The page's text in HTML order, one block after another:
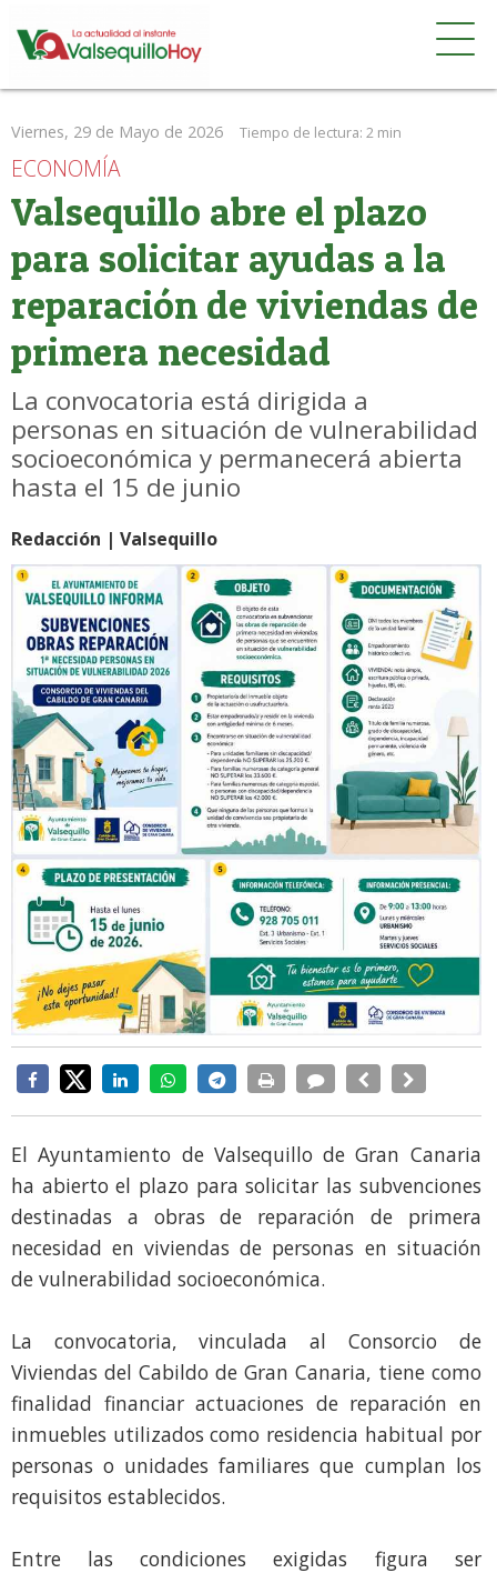
Viernes, 29 de Mayo de 2026 Tiempo de lectura: 2 min
ECONOMÍA
Valsequillo abre el plazo
para solicitar ayudas a la
reparación de viviendas de
primera necesidad
La convocatoria está dirigida a
personas en situación de vulnerabilidad
socioeconómica y permanecerá abierta
hasta el 15 de junio
Redacción | Valsequillo
El Ayuntamiento de Valsequillo de Gran Canaria
ha abierto el plazo para solicitar las subvenciones
destinadas a obras de reparación de primera
necesidad en viviendas de personas en situación
de vulnerabilidad socioeconómica.
La convocatoria, vinculada al Consorcio de
Viviendas del Cabildo de Gran Canaria, tiene como
finalidad financiar actuaciones de reparación en
inmuebles utilizados como residencia habitual por
personas o unidades familiares que cumplan los
requisitos establecidos.
Entre las condiciones exigidas figura ser